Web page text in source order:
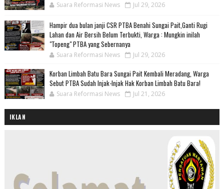
Suara Reformasi News Jul 29, 2026
Hampir dua bulan janji CSR PTBA Benahi Sungai Pait,Ganti Rugi
Lahan dan Air Bersih Belum Terbukti, Warga : Mungkin inilah
"Topeng" PTBA yang Sebernanya
Suara Reformasi News Jul 29, 2026
Korban Limbah Batu Bara Sungai Pait Kembali Meradang, Warga
Sebut PTBA Sudah Injak-Injak Hak Korban Limbah Batu Bara!
Suara Reformasi News Jul 21, 2026
IKLAN